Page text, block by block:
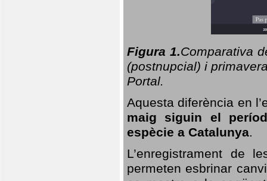
Figura 1.Comparativa
(postnupcial) i
Portal.
Aquesta diferència en
maig siguin el
espècie a Catalunya.
L’enregistrament de
permeten esbrinar